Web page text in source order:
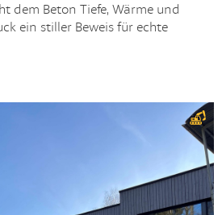
dem Beton Tiefe, Wärme und
ein stiller Beweis für echte